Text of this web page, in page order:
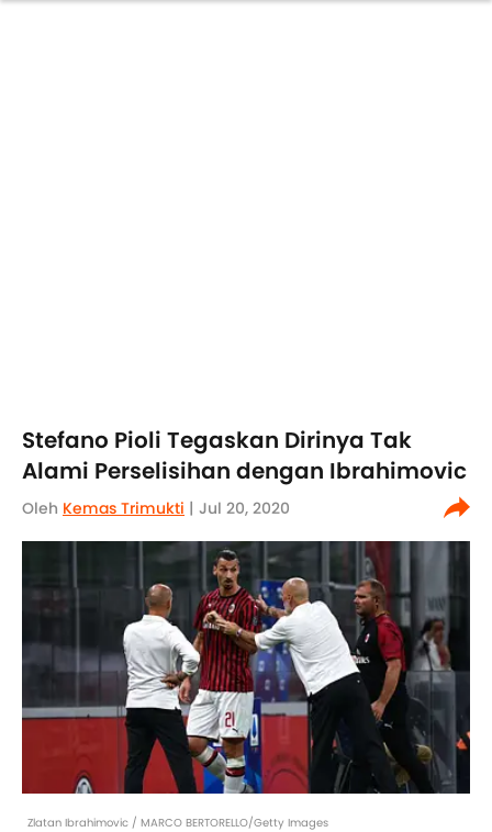
Stefano Pioli Tegaskan Dirinya Tak
Alami Perselisihan dengan Ibrahimovic
Oleh Kemas Trimukti | Jul 20, 2020
Zlatan Ibrahimovic / MARCO BERTORELLO/Getty Images